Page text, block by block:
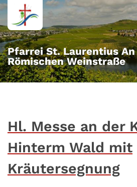
Zum Inhalt springen
Pfarrei St. Laurentius
Römischen Weinstraße
Hl. Messe an der
Hinterm Wald mit
Kräutersegnung